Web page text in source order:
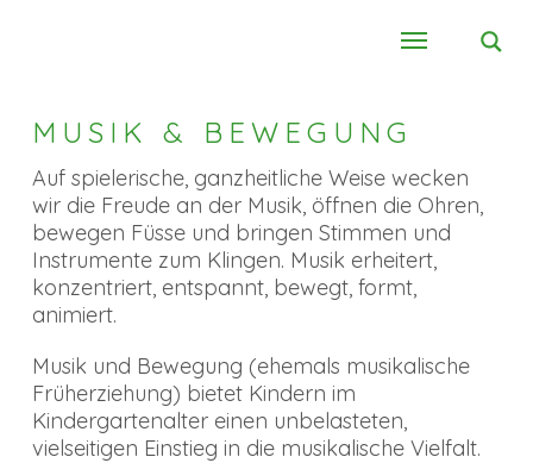
MUSIK & BEWEGUNG
Auf spielerische, ganzheitliche Weise wecken
wir die Freude an der Musik, öffnen die Ohren,
bewegen Füsse und bringen Stimmen und
Instrumente zum Klingen. Musik erheitert,
konzentriert, entspannt, bewegt, formt,
animiert.
Musik und Bewegung (ehemals musikalische
Früherziehung) bietet Kindern im
Kindergartenalter einen unbelasteten,
vielseitigen Einstieg in die musikalische Vielfalt.